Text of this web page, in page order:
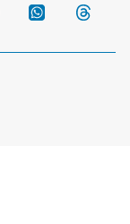
Telegram WhatsApp